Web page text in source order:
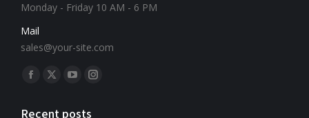
Monday - Friday 10 AM - 6 PM
Mail
sales@your-site.com
Znajdź nas na:
Recent posts